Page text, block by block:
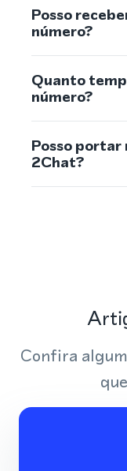
Posso
número?
Quanto
número?
Posso portar
2Chat?
Confira